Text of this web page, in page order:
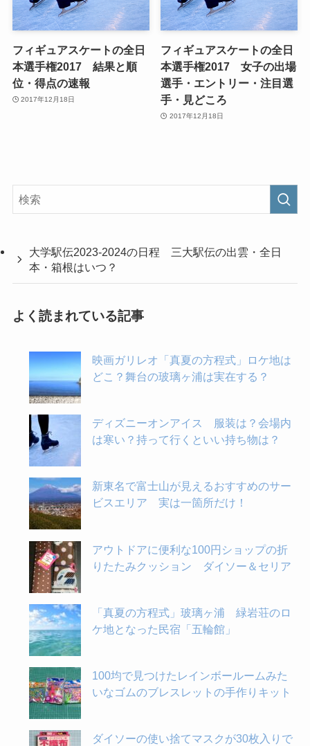
フィギュアスケートの全日
本選手権2017 結果と順
位・得点の速報
2017年12月18日
フィギュアスケートの全日
本選手権2017 女子の出場
選手・エントリー・注目選
手・見どころ
2017年12月18日
大学駅伝2023-2024の日程 三大駅伝の出雲・全日
本・箱根はいつ？
よく読まれている記事
映画ガリレオ「真夏の方程式」ロケ地は
どこ？舞台の玻璃ヶ浦は実在する？
ディズニーオンアイス 服装は？会場内
は寒い？持って行くといい持ち物は？
新東名で富士山が見えるおすすめのサー
ビスエリア 実は一箇所だけ！
アウトドアに便利な100円ショップの折
りたたみクッション ダイソー＆セリア
「真夏の方程式」玻璃ヶ浦 緑岩荘のロ
ケ地となった民宿「五輪館」
100均で見つけたレインボールームみた
いなゴムのブレスレットの手作りキット
ダイソーの使い捨てマスクが30枚入りで